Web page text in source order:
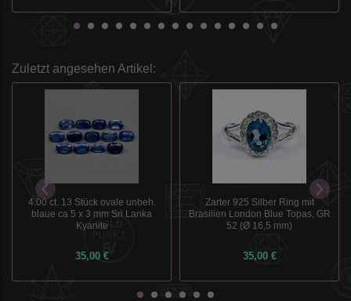
Zuletzt angesehen Artikel:
4.00 ct. 13 Stück ovale unbeh.
blaue ca 5 x 3 mm Sri Lanka
Kyanite
35,00 €
Zarter 925 Silber Ring mit
Brasilien London Blue Topas, GR
52 (Ø 16,5 mm)
35,00 €